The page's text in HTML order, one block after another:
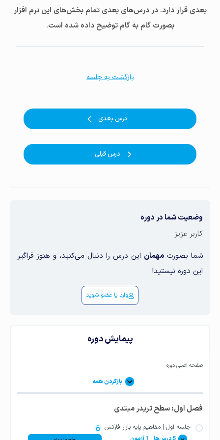
وضعیت شما در دوره
کاربر عزیز
شما بصورت مهمان این درس را دنبال می‌کنید، و هنوز فراگیر
این دوره نیستید!
وارد یا عضو شوید
پیمایش دوره
صفحه اصلی دوره
بازکردن همه
فصل اول: سطح تریدر مبتدی
جلسه اول | مفاهیم پایه بازار فارکس
بعدی قرار دارد. در درس‌های بعدی تمام بخش‌های این نرم افزار
بصورت گام به گام توضیح داده شده است.
درس قبلی
بازگشت به جلسه
درس بعدی